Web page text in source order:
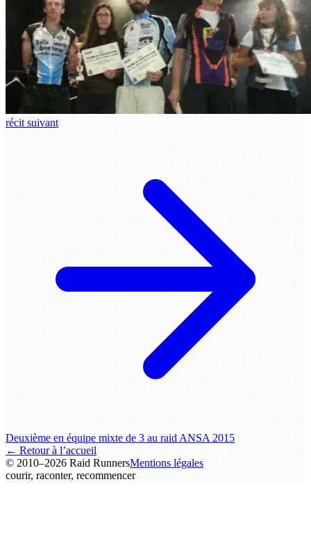
récit suivant
Deuxième en équipe mixte de 3 au raid ANSA 2015
← Retour à l’accueil
© 2010–2026 Raid RunnersMentions légales
courir, raconter, recommencer